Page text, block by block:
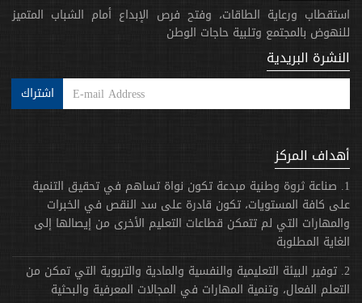
استقطاب ورعاية الطاقات، وفتح فرص الإبداع أمام الشباب المتميز
للنهوض بالمجتمع وتلبية حاجات الوطن
النشرة البريدية
اشتراك
أهداف المركز
1. صناعة ثروة وطنية مبدعة تكون نواة تساهم في تحقيق التنمية
على كافة المستويات، تكون قادرة على سد النقص في الخبرات
والمهارات التي لم تتمكن قطاعات التعليم الأخرى من إيصالها إلى
الغاية المطلوبة
2. توفير البيئة التعليمية والنفسية والمادية والتربوية التي تمكن من
التعلم الفعال، وتنمية المهارات في المجالات المعرفية والبحثية